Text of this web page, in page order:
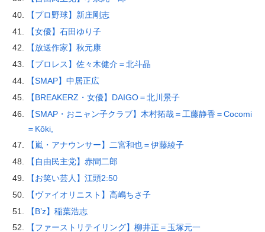
【プロ野球】新庄剛志
【女優】石田ゆり子
【放送作家】秋元康
【プロレス】佐々木健介＝北斗晶
【SMAP】中居正広
【BREAKERZ・女優】DAIGO＝北川景子
【SMAP・おニャン子クラブ】木村拓哉＝工藤静香＝Cocomi
＝Kōki,
【嵐・アナウンサー】二宮和也＝伊藤綾子
【自由民主党】赤間二郎
【お笑い芸人】江頭2:50
【ヴァイオリニスト】高嶋ちさ子
【B’z】稲葉浩志
【ファーストリテイリング】柳井正＝玉塚元一